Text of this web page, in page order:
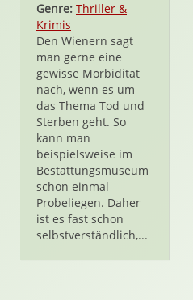
Genre: Thriller &
Krimis
Den Wienern sagt
man gerne eine
gewisse Morbidität
nach, wenn es um
das Thema Tod und
Sterben geht. So
kann man
beispielsweise im
Bestattungsmuseum
schon einmal
Probeliegen. Daher
ist es fast schon
selbstverständlich,...